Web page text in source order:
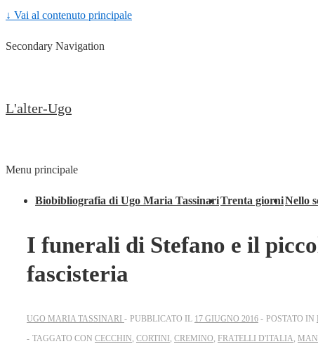
↓ Vai al contenuto principale
Secondary Navigation
L'alter-Ugo
Menu principale
Biobibliografia di Ugo Maria TassinariTrenta giorniNello
I funerali di Stefano e il
fascisteria
UGO MARIA TASSINARI PUBBLICATO IL 17 GIUGNO 2016 POSTATO IN
TAGGATO CON CECCHIN CORTINI CREMINO FRATELLI D'ITALIA